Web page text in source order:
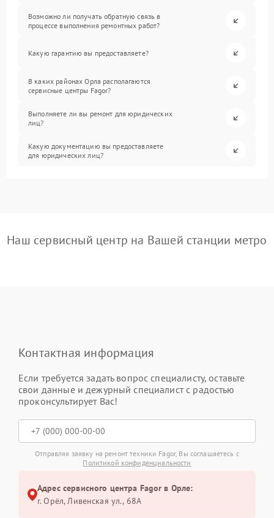
Возможно ли получать обратную связь в
процессе выполнения ремонтных работ?
Какую гарантию вы предоставляете?
В каких районах Орла располагаются
сервисные центры Fagor?
Выполняете ли вы ремонт для юридических
лиц?
Какую документацию вы предоставляете
для юридических лиц?
Наш сервисный центр на Вашей станции метро
Контактная информация
Если требуется задать вопрос специалисту, оставьте
свои данные и дежурный специалист с радостью
проконсультирует Вас!
Отправляя заявку на ремонт техники Fagor, Вы соглашаетесь с
Политикой конфиденциальности
Адрес сервисного центра Fagor в Орле:
г. Орёл, Ливенская ул., 68А